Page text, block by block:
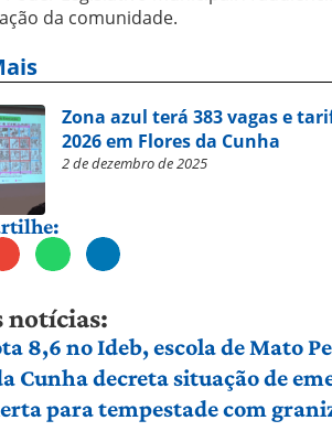
da comunidade.
Zona azul terá 383 vagas e
2026 em Flores da Cunha
2 de dezembro de 2025
notícias:
8,6 no Ideb, escola de Mato
Cunha decreta situação de
para tempestade com